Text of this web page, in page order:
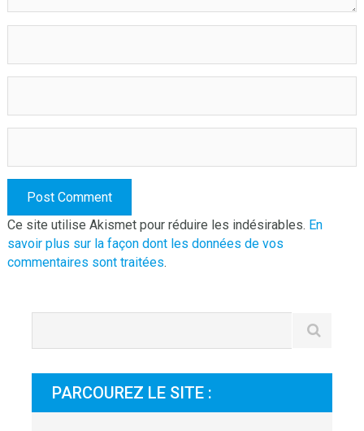
Ce site utilise Akismet pour réduire les indésirables. En
savoir plus sur la façon dont les données de vos
commentaires sont traitées.
PARCOUREZ LE SITE :